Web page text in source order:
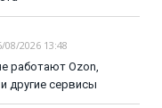
08/2026 13:48
работают Ozon,
другие сервисы